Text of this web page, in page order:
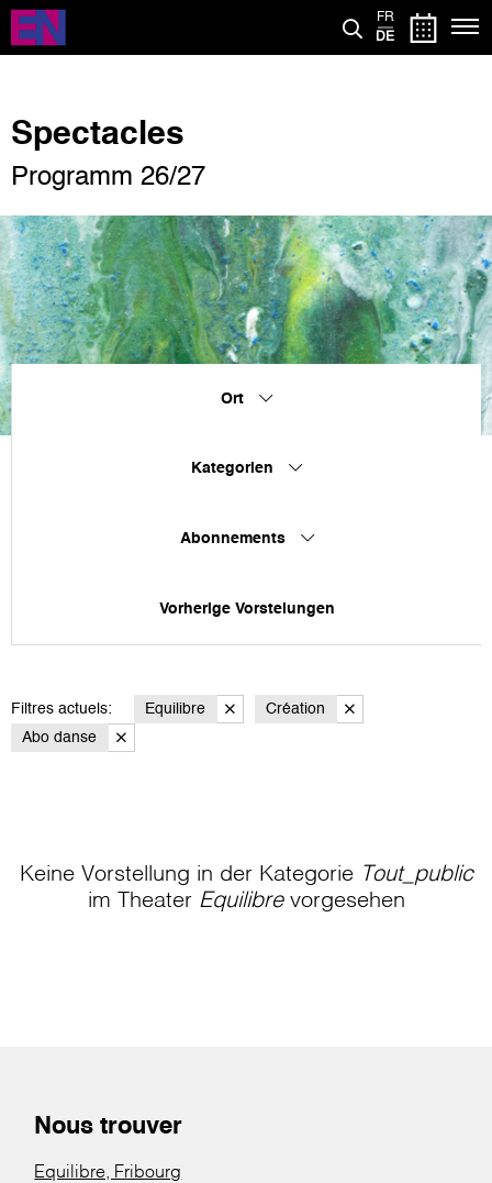
Direkt
zum
Inhalt
FR
DE
Spectacles
Programm 26/27
Ort
Kategorien
Abonnements
Vorherige Vorstelungen
Filtres actuels: Equilibre
Création
Abo danse
Keine Vorstellung in der Kategorie Tout_public
im Theater Equilibrevorgesehen
Nous trouver
Equilibre, Fribourg